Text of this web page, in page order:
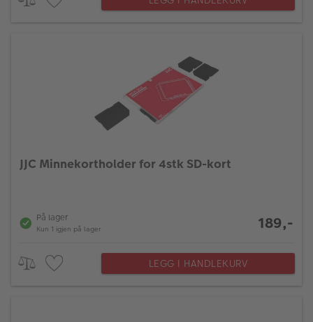
JJC Minnekortholder for 4stk SD-kort
På lager
Kun 1 igjen på lager 189,-
LEGG I HANDLEKURV